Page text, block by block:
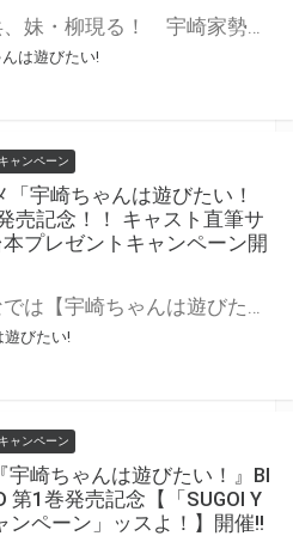
は遊びたい!
キャンペーン
「宇崎ちゃんは遊びたい！
売記念！！ キャスト直筆サ
プレゼントキャンペーン開
びたい!
キャンペーン
宇崎ちゃんは遊びたい！』Bl
第1巻発売記念【「SUGOI Y
ンペーン」ッスよ！】開催!!